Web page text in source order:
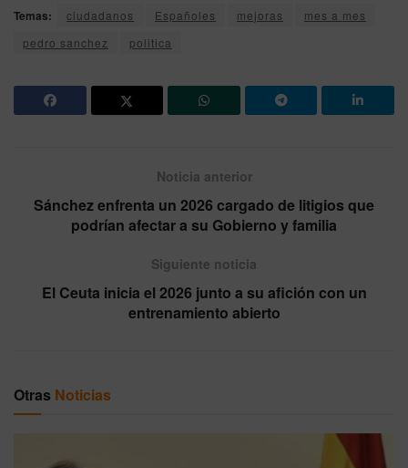
Temas: ciudadanos Españoles mejoras
mes a mes
pedro sanchez
politica
Noticia anterior
Sánchez enfrenta un 2026 cargado de litigios que
podrían afectar a su Gobierno y familia
Siguiente noticia
El Ceuta inicia el 2026 junto a su afición con un
entrenamiento abierto
Otras Noticias